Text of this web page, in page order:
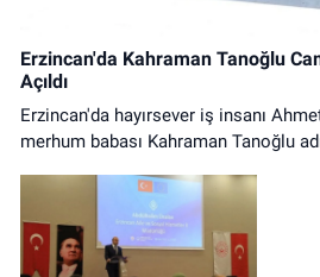
Erzincan'da Kahraman Tanoğlu
Açıldı
Erzincan'da hayırsever iş insanı
merhum babası Kahraman Tanoğlu